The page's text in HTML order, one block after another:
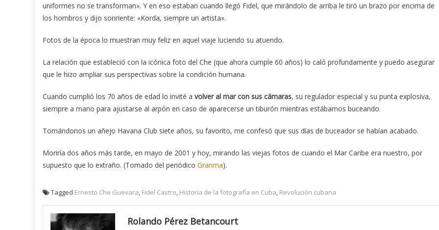
uniformes no se transforman». Y en eso estaban cuando llegó Fidel, que mirándolo de arriba le tiró un brazo por encima de
los hombros y dijo sonriente: «Korda, siempre un artista».
Fotos de la época lo muestran muy feliz en aquel viaje luciendo su atuendo.
La relación que estableció con la icónica foto del Che (que ahora cumple 60 años) lo caló profundamente y puedo asegurar
que le hizo ampliar sus perspectivas sobre la condición humana.
Cuando cumplió los 70 años de edad lo invité a volver al mar con sus cámaras, su regulador especial y su punta explosiva,
siempre a mano para ajustarse al arpón en caso de aparecerse un tiburón mientras estábamos buceando.
Tomándonos un añejo Havana Club siete años, su favorito, me confesó que sus días de buceador se habían acabado.
Moriría dos años más tarde, en mayo de 2001 y hoy, mirando las viejas fotos de cuando el Mar Caribe era nuestro, por
supuesto que lo extraño. (Tomado del periódico Granma).
Tagged Ernesto Che Guevara, Fidel Castro, Historia de la fotografía en Cuba, Revolución cubana
Rolando Pérez Betancourt